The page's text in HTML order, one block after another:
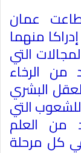
عمان
منهما
التي
من الرخاء
البشري
للشعوب التي
من العلم
كل مرحلة